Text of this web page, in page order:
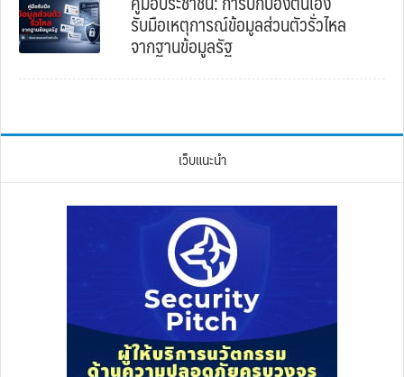
รับมือเหตุการณ์ข้อมูลส่วนตัวรั่วไหล
จากฐานข้อมูลรัฐ
เว็บแนะนำ